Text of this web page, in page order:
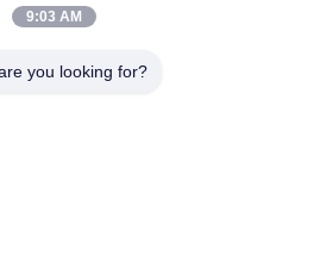
объемов. Для
соответствующие
9:03 AM
you looking for?